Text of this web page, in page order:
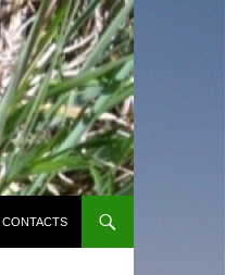
CONTACTS